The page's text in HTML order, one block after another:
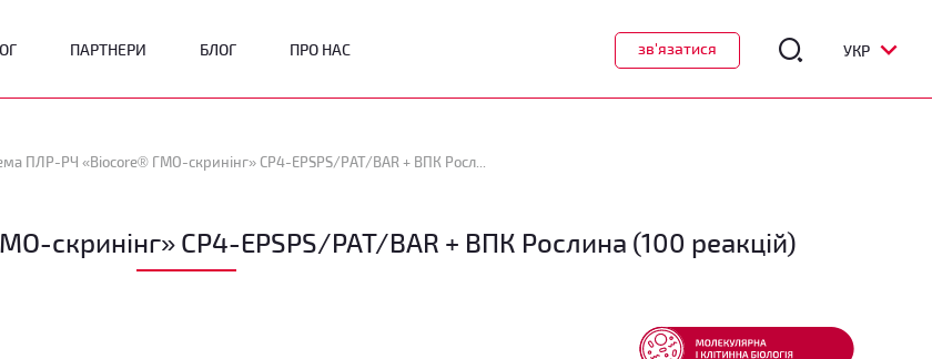
ПАРТНЕРИ БЛОГ ПРО НАС зв'язатися УКР
Тест-система ПЛР-РЧ «Biocore® ГМО-скринінг» CP4-EPSPS/PAT/BAR + ВПК Рослина (100 реакцій)
скринінг» CP4-EPSPS/PAT/BAR + ВПК Рослина (100 реакцій)